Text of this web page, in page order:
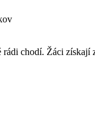
chodí. Žáci